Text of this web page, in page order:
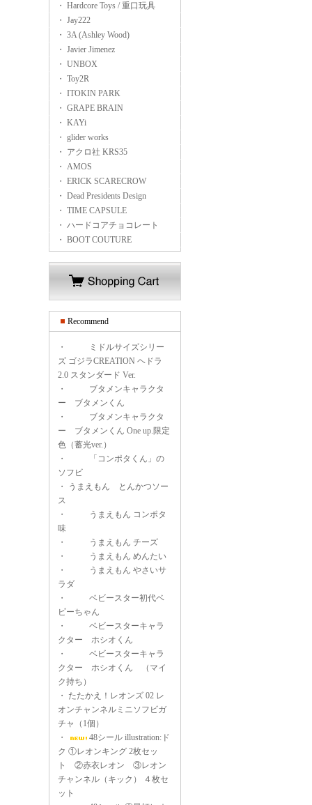
・ Hardcore Toys / 重口玩具
・ Jay222
・ 3A (Ashley Wood)
・ Javier Jimenez
・ UNBOX
・ Toy2R
・ ITOKIN PARK
・ GRAPE BRAIN
・ KAYi
・ glider works
・ アクロ社 KRS35
・ AMOS
・ ERICK SCARECROW
・ Dead Presidents Design
・ TIME CAPSULE
・ ハードコアチョコレート
・ BOOT COUTURE
Recommend
・
ミドルサイズシリー
ズ ゴジラCREATION ヘドラ
2.0 スタンダード Ver.
・
ブタメンキャラクタ
ー ブタメンくん
・
ブタメンキャラクタ
ー ブタメンくん One up.限定
色（蓄光ver.）
・
「コンポタくん」の
ソフビ
・
うまえもん とんかつソー
ス
・
うまえもん コンポタ
味
・
うまえもん チーズ
・
うまえもん めんたい
・
うまえもん やさいサ
ラダ
・
ベビースター初代ベ
ビーちゃん
・
ベビースターキャラ
クター ホシオくん
・
ベビースターキャラ
クター ホシオくん （マイ
ク持ち）
・ たたかえ！レオンズ 02 レ
オンチャンネルミニソフビガ
チャ（1個）
・
48シール illustration:ド
ク ①レオンキング 2枚セッ
ト ②赤衣レオン ③レオン
チャンネル（キック） ４枚セ
ット